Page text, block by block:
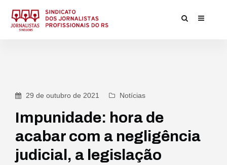
29 de outubro de 2021 Notícias
Impunidade: hora de
acabar com a negligência
judicial, a legislação